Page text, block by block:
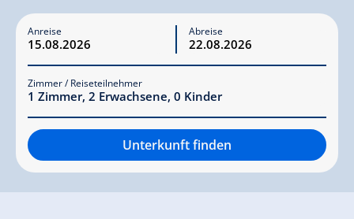
Anreise Abreise
Zimmer / Reiseteilnehmer
1 Zimmer, 2 Erwachsene, 0 Kinder
Unterkunft finden